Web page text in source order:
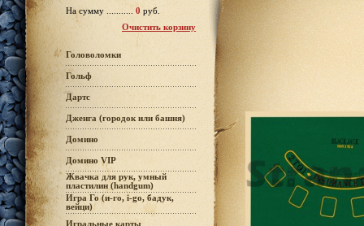
На сумму ........... 0 руб.
Очистить корзину
Головоломки
Гольф
Дартс
Дженга (городок или башня)
Домино
Домино VIP
Жвачка для рук, умный
пластилин (handgum)
Игра Го (и-го, i-go, бадук,
вейци)
Игральные карты